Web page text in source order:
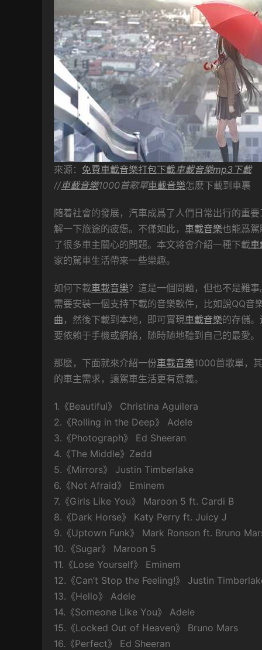
來源： 免費車載音樂打包下載車載音樂mp3下載
//車載音樂1000首歌單車載音樂怎麽下載到車裏
随着社會的發展，汽車成爲了人們日常出行的重
解一下旅途的疲憊。不僅如此， 車載音樂也能爲
了很多車主關心的問題。本文将會介紹一種下載
家的駕車生活帶來一些樂趣。
如何下載車載音樂？這是一個問題，但也不是難
需要安裝一個支持下載的音樂軟件，比如說QQ
曲 ，然後下載到本地，即可實現車載音樂的存儲
要依賴于手機或網絡，随時随地聽到自己的最愛。
那麽，下面就來介紹一份車載音樂1000首歌單，
的車主需求，讓駕車生活更有意義。
1.《Beautiful》 Christina Aguilera
2.《Rolling in the Deep》 Adele
3.《Photograph》 Ed Sheeran
4.《The Middle》Zedd
5.《Mirrors》 Justin Timberlake
6.《Not Afraid》 Eminem
7.《Girls Like You》 Maroon 5 ft. Cardi B
8.《Dark Horse》 Katy Perry ft. Juicy J
9.《Uptown Funk》 Mark Ronson ft. Bruno
10.《Sugar》 Maroon 5
11.《Lose Yourself》 Eminem
12.《Can’t Stop the Feeling!》 Justin
13.《Hello》 Adele
14.《Someone Like You》 Adele
15.《Locked Out of Heaven》 Bruno Mars
16.《Perfect》 Ed Sheeran